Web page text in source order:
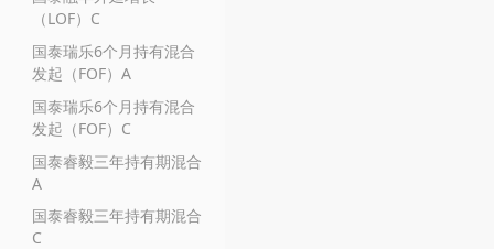
（LOF）C
国泰瑞乐6个月持有混合
发起（FOF）A
国泰瑞乐6个月持有混合
发起（FOF）C
国泰睿毅三年持有期混合
A
国泰睿毅三年持有期混合
C